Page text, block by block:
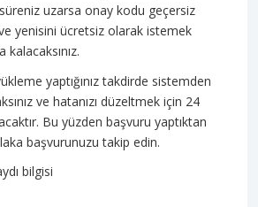
uzarsa onay kodu geçersiz
yenisini ücretsiz olarak istemek
yaptığınız takdirde sistemden
ve hatanızı düzeltmek için 24
Bu yüzden başvuru yaptıktan
başvurunuzu takip edin.
bilgisi